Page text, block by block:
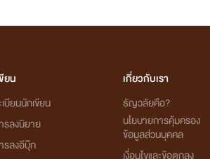
ยน
บียนนักเขียน
รลงนิยาย
รลงอีบุ๊ก
เกี่ยวกับเรา
ธัญวลัยคือ?
นโยบายการคุ้มครอง
ข้อมูลส่วนบุคคล